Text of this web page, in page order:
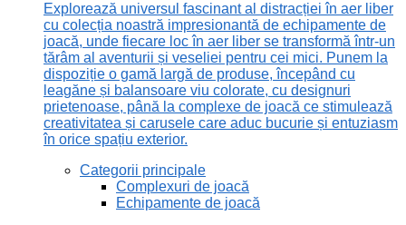
Explorează universul fascinant al distracției în aer liber
cu colecția noastră impresionantă de echipamente de
joacă, unde fiecare loc în aer liber se transformă într-un
tărâm al aventurii și veseliei pentru cei mici. Punem la
dispoziție o gamă largă de produse, începând cu
leagăne și balansoare viu colorate, cu designuri
prietenoase, până la complexe de joacă ce stimulează
creativitatea și carusele care aduc bucurie și entuziasm
în orice spațiu exterior.
Categorii principale
Complexuri de joacă
Echipamente de joacă